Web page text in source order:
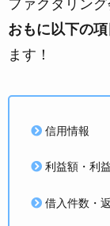
ファクタリン
おもに以下の
ます！
信用情報
利益額・利
借入件数・